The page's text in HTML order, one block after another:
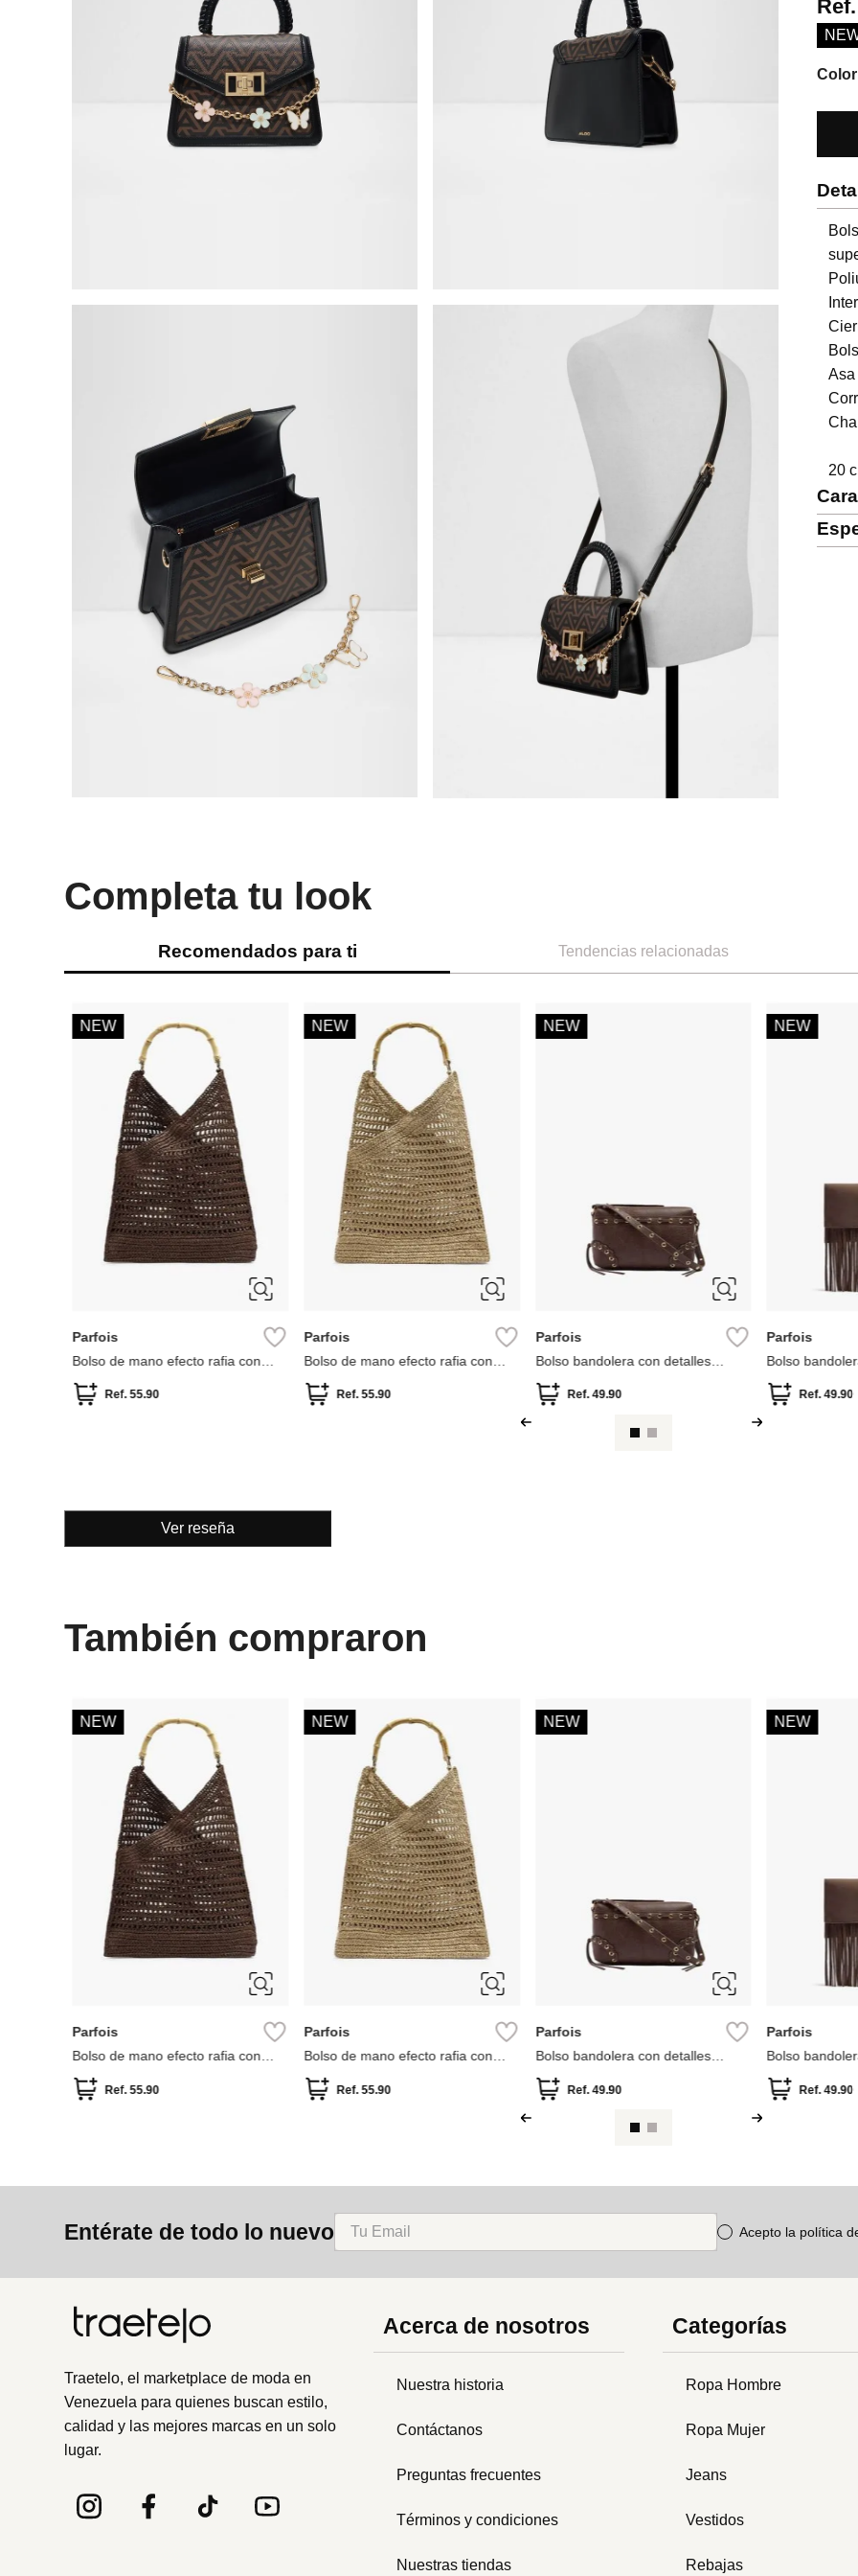
Color
20
Completa tu look
Recomendados para ti Tendencias relacionadas
NEW
Parfois
Bolso de mano efecto rafia con
Ref.55.90
NEW
Parfois
Bolso de mano efecto rafia con
Ref.55.90
NEW
Parfois
Bolso bandolera con detalles
Ref.49.90
NEW
Parfois
Bolso
Ref.49.90
Ver reseña
También compraron
NEW
Parfois
Bolso de mano efecto rafia con
Ref.55.90
NEW
Parfois
Bolso de mano efecto rafia con
Ref.55.90
NEW
Parfois
Bolso bandolera con detalles
Ref.49.90
NEW
Parfois
Bolso
Ref.49.90
Entérate de todo lo nuevo Acepto la política
Traetelo, el marketplace de moda en
Venezuela para quienes buscan estilo,
calidad y las mejores marcas en un solo
lugar.
Acerca de nosotros
Nuestra historia
Contáctanos
Preguntas frecuentes
Términos y condiciones
Nuestras tiendas
Categorías
Ropa Hombre
Ropa Mujer
Jeans
Vestidos
Rebajas